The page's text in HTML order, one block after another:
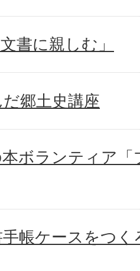
書に親しむ」
郷土史講座
ボランティア
帳ケースをつ